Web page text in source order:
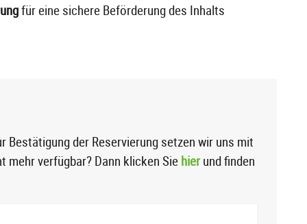
für eine sichere Beförderung des Inhalts
Bestätigung der Reservierung setzen wir uns mit
mehr verfügbar? Dann klicken Sie hierund finden